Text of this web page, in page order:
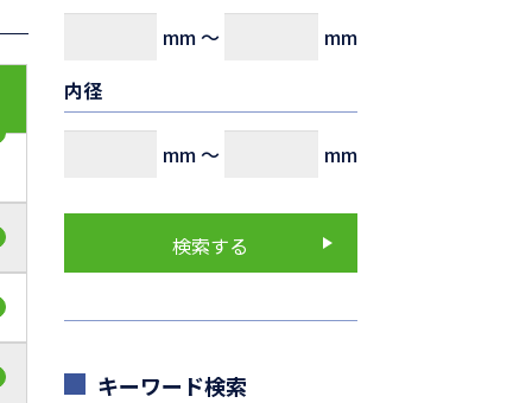
mm～
mm
内径
mm～ mm
キーワード検索